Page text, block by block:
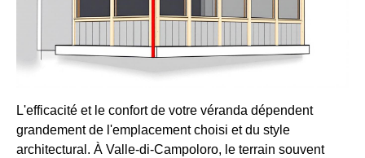
L'efficacité et le confort de votre véranda dépendent
grandement de l'emplacement choisi et du style
architectural. À Valle-di-Campoloro, le terrain souvent